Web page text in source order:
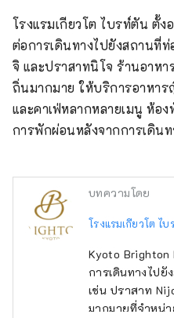
โรงแรมเกียวโต ไบรท์ตัน ตั้ง
ต่อการเดินทางไปยังสถานที่
จิ และปราสาทนิโจ ร้านอาห
ถิ่นมากมาย ให้บริการอาหา
และคาเฟ่หลากหลายเมนู ห้อ
การพักผ่อนหลังจากการเดิน
บทความโดย
โรงแรมเกียวโต ไ
Kyoto Brighton
การเดินทางไปยั
เช่น ปราสาท
มากมายที่จำหน่า